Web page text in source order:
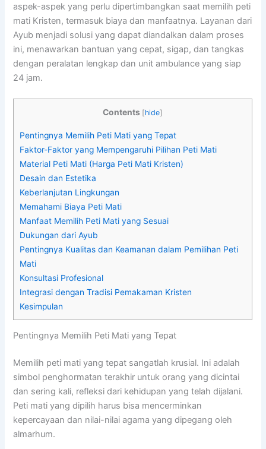
aspek-aspek yang perlu dipertimbangkan saat memilih peti
mati Kristen, termasuk biaya dan manfaatnya. Layanan dari
Ayub menjadi solusi yang dapat diandalkan dalam proses
ini, menawarkan bantuan yang cepat, sigap, dan tangkas
dengan peralatan lengkap dan unit ambulance yang siap
24 jam.
Contents [hide]
Pentingnya Memilih Peti Mati yang Tepat
Faktor-Faktor yang Mempengaruhi Pilihan Peti Mati
Material Peti Mati (Harga Peti Mati Kristen)
Desain dan Estetika
Keberlanjutan Lingkungan
Memahami Biaya Peti Mati
Manfaat Memilih Peti Mati yang Sesuai
Dukungan dari Ayub
Pentingnya Kualitas dan Keamanan dalam Pemilihan Peti
Mati
Konsultasi Profesional
Integrasi dengan Tradisi Pemakaman Kristen
Kesimpulan
Pentingnya Memilih Peti Mati yang Tepat
Memilih peti mati yang tepat sangatlah krusial. Ini adalah
simbol penghormatan terakhir untuk orang yang dicintai
dan sering kali, refleksi dari kehidupan yang telah dijalani.
Peti mati yang dipilih harus bisa mencerminkan
kepercayaan dan nilai-nilai agama yang dipegang oleh
almarhum.